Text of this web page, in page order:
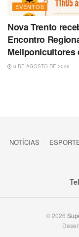
EVENTOS
Nova Trento
Encontro
Meliponicultores
6 DE AGOSTO DE 2026
NOTÍCIAS
© 2026